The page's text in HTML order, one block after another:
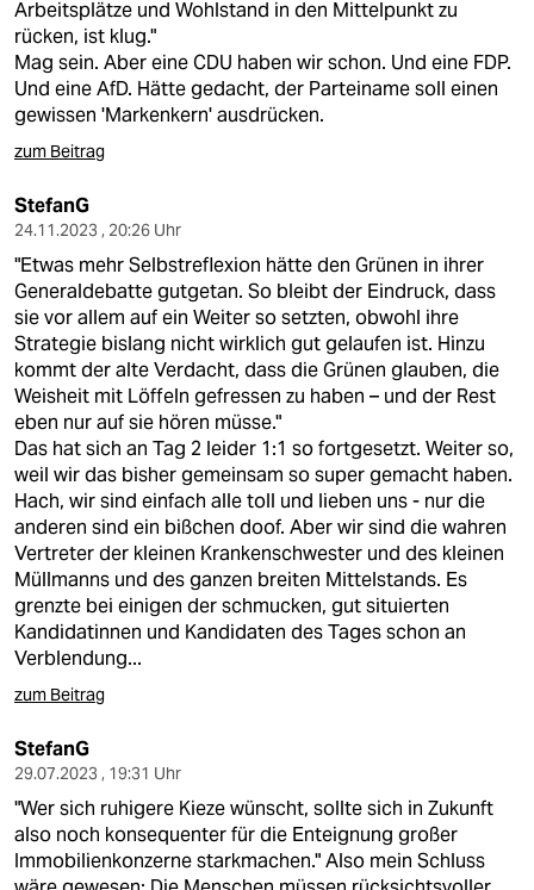
Arbeitsplätze und Wohlstand in den Mittelpunkt zu
rücken, ist klug."
Mag sein. Aber eine CDU haben wir schon. Und eine FDP.
Und eine AfD. Hätte gedacht, der Parteiname soll einen
gewissen 'Markenkern' ausdrücken.
zum Beitrag
StefanG
24.11.2023 , 20:26 Uhr
"Etwas mehr Selbstreflexion hätte den Grünen in ihrer
Generaldebatte gutgetan. So bleibt der Eindruck, dass
sie vor allem auf ein Weiter so setzten, obwohl ihre
Strategie bislang nicht wirklich gut gelaufen ist. Hinzu
kommt der alte Verdacht, dass die Grünen glauben, die
Weisheit mit Löffeln gefressen zu haben – und der Rest
eben nur auf sie hören müsse."
Das hat sich an Tag 2 leider 1:1 so fortgesetzt. Weiter so,
weil wir das bisher gemeinsam so super gemacht haben.
Hach, wir sind einfach alle toll und lieben uns - nur die
anderen sind ein bißchen doof. Aber wir sind die wahren
Vertreter der kleinen Krankenschwester und des kleinen
Müllmanns und des ganzen breiten Mittelstands. Es
grenzte bei einigen der schmucken, gut situierten
Kandidatinnen und Kandidaten des Tages schon an
Verblendung...
zum Beitrag
StefanG
29.07.2023 , 19:31 Uhr
"Wer sich ruhigere Kieze wünscht, sollte sich in Zukunft
also noch konsequenter für die Enteignung großer
Immobilienkonzerne starkmachen." Also mein Schluss